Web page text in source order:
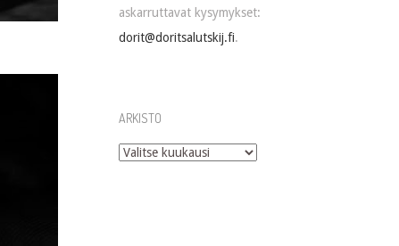
askarruttavat kysymykset:
dorit@doritsalutskij.fi.
ARKISTO
Arkisto